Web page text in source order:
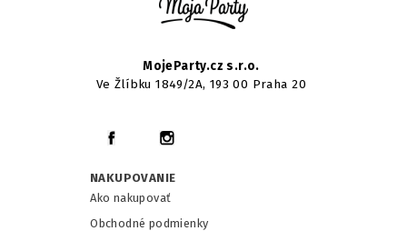
MojeParty.cz s.r.o.
Ve Žlíbku 1849/2A, 193 00 Praha 20
NAKUPOVANIE
Ako nakupovať
Obchodné podmienky